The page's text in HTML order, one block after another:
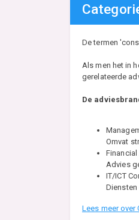
De termen
Als men het in
gerelateerde
De
Omvat
Advies
IT/ICT
Diensten
Lees meer over